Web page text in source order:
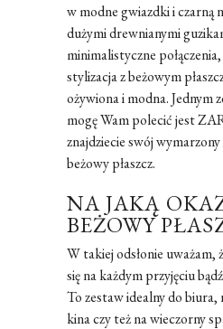
w modne gwiazdki i czarną
dużymi drewnianymi
minimalistyczne
stylizacja z beżowym
ożywiona i modna. Jednym
mogę Wam polecić jest
znajdziecie swój
beżowy płaszcz.
NA JAKĄ
BEŻOWY
W takiej odsłonie uważam,
się na każdym przyjęciu
To zestaw idealny do
kina czy też na wieczorny